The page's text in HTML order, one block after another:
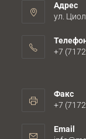
Адрес
ул.
+7
Факс
+7
Email